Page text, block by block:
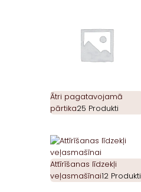
Ātri pagatavojamā
pārtika25 Produkti
Attīrīšanas līdzekļi
veļasmašīnai12 Produkti